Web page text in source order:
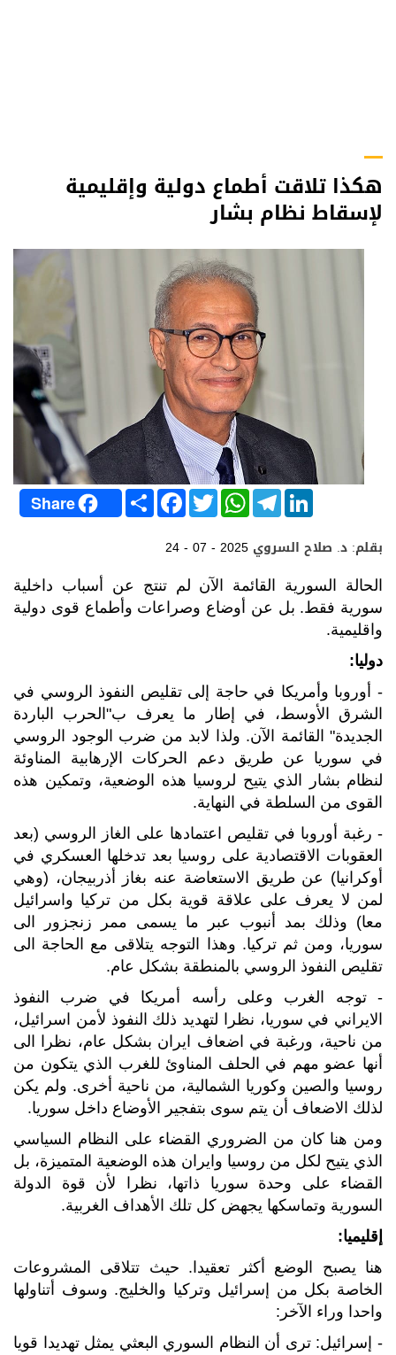
هكذا تلاقت أطماع دولية وإقليمية
لإسقاط نظام بشار
Share S
h
a
F
a
c
b
o
k
T
w
i
t
r
W
h
a
t
s
p
p
T
e
l
g
a
m
L
i
n
e
I
n
24 - 07 - 2025 بقلم: د. صلاح السروي
الحالة السورية القائمة الآن لم تنتج عن أسباب داخلية
سورية فقط. بل عن أوضاع وصراعات وأطماع قوى دولية
واقليمية.
دوليا:
- أوروبا وأمريكا في حاجة إلى تقليص النفوذ الروسي في
الشرق الأوسط، في إطار ما يعرف ب"الحرب الباردة
الجديدة" القائمة الآن. ولذا لابد من ضرب الوجود الروسي
في سوريا عن طريق دعم الحركات الإرهابية المناوئة
لنظام بشار الذي يتيح لروسيا هذه الوضعية، وتمكين هذه
القوى من السلطة في النهاية.
- رغبة أوروبا في تقليص اعتمادها على الغاز الروسي (بعد
العقوبات الاقتصادية على روسيا بعد تدخلها العسكري في
أوكرانيا) عن طريق الاستعاضة عنه بغاز أذربيجان، (وهي
لمن لا يعرف على علاقة قوية بكل من تركيا واسرائيل
معا) وذلك بمد أنبوب عبر ما يسمى ممر زنجزور الى
سوريا، ومن ثم تركيا. وهذا التوجه يتلاقى مع الحاجة الى
تقليص النفوذ الروسي بالمنطقة بشكل عام.
- توجه الغرب وعلى رأسه أمريكا في ضرب النفوذ
الايراني في سوريا، نظرا لتهديد ذلك النفوذ لأمن اسرائيل،
من ناحية، ورغبة في اضعاف ايران بشكل عام، نظرا الى
أنها عضو مهم في الحلف المناوئ للغرب الذي يتكون من
روسيا والصين وكوريا الشمالية، من ناحية أخرى. ولم يكن
لذلك الاضعاف أن يتم سوى بتفجير الأوضاع داخل سوريا.
ومن هنا كان من الضروري القضاء على النظام السياسي
الذي يتيح لكل من روسيا وايران هذه الوضعية المتميزة، بل
القضاء على وحدة سوريا ذاتها، نظرا لأن قوة الدولة
السورية وتماسكها يجهض كل تلك الأهداف الغربية.
إقليميا:
هنا يصبح الوضع أكثر تعقيدا. حيث تتلاقى المشروعات
الخاصة بكل من إسرائيل وتركيا والخليج. وسوف أتناولها
واحدا وراء الآخر:
- إسرائيل: ترى أن النظام السوري البعثي يمثل تهديدا قويا